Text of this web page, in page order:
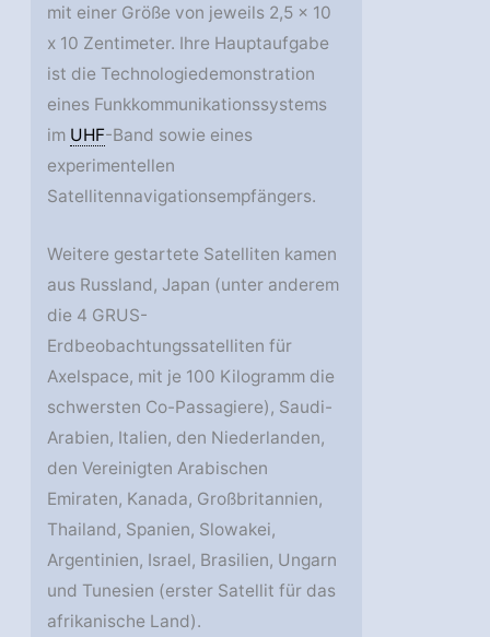
mit einer Größe von jeweils 2,5 x 10
x 10 Zentimeter. Ihre Hauptaufgabe
ist die Technologiedemonstration
eines Funkkommunikationssystems
im UHF-Band sowie eines
experimentellen
Satellitennavigationsempfängers.
Weitere gestartete Satelliten kamen
aus Russland, Japan (unter anderem
die 4 GRUS-
Erdbeobachtungssatelliten für
Axelspace, mit je 100 Kilogramm die
schwersten Co-Passagiere), Saudi-
Arabien, Italien, den Niederlanden,
den Vereinigten Arabischen
Emiraten, Kanada, Großbritannien,
Thailand, Spanien, Slowakei,
Argentinien, Israel, Brasilien, Ungarn
und Tunesien (erster Satellit für das
afrikanische Land).